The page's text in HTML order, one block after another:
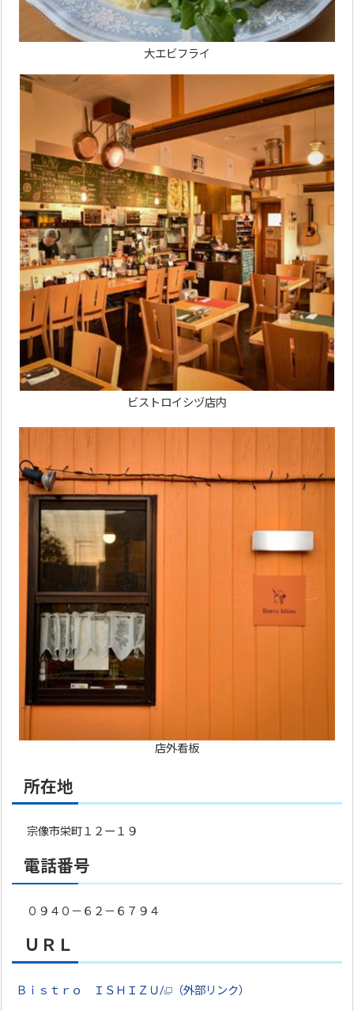
大エビフライ
ビストロイシヅ店内
店外看板
所在地
宗像市栄町１２ー１９
電話番号
０９４０－６２－６７９４
ＵＲＬ
Ｂｉｓｔｒｏ ＩＳＨＩＺＵ/ （外部リンク）